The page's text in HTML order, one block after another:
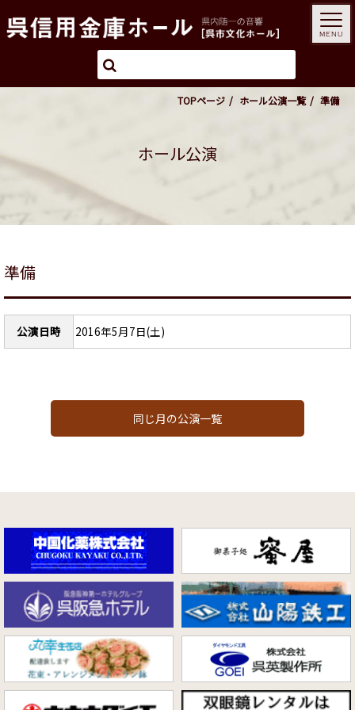
TOPページ ホール公演一覧 準備
ホール公演
準備
公演日時 2016年5月7日(土)
同じ月の公演一覧
MENU